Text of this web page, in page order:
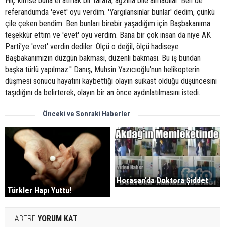
referandumda 'evet' oyu verdim. 'Yargılansınlar bunlar' dedim, çünkü
çile çeken bendim. Ben bunları birebir yaşadığım için Başbakanıma
teşekkür ettim ve 'evet' oyu verdim. Bana bir çok insan da niye AK
Parti'ye 'evet' verdin dediler. Ölçü o değil, ölçü hadiseye
Başbakanımızın düzgün bakması, düzenli bakması. Bu iş bundan
başka türlü yapılmaz.'' Danış, Muhsin Yazıcıoğlu'nun helikopterin
düşmesi sonucu hayatını kaybettiği olayın suikast olduğu düşüncesini
taşıdığını da belirterek, olayın bir an önce aydınlatılmasını istedi.
Önceki ve Sonraki Haberler
Türkler Hapı Yuttu!
Horasan'da Doktora Şiddet
HABERE YORUM KAT